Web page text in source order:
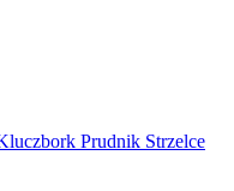
Prudnik Strzelce